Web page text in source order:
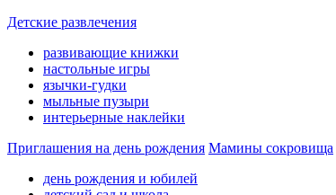
Детские развлечения
развивающие книжки
настольные игры
язычки-гудки
мыльные пузыри
интерьерные наклейки
Приглашения на день рождения Мамины сокровища
день рождения и юбилей